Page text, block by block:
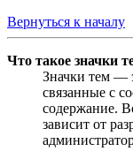
Вернуться к началу
Что такое значки
Значки тем —
связанные с
содержание.
зависит от